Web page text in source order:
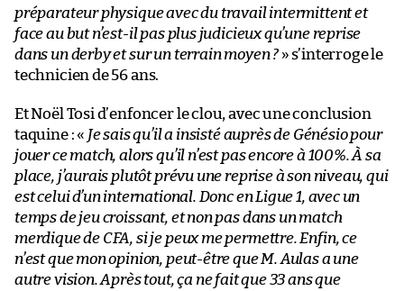
préparateur physique avec du travail intermittent et
face au but n’est-il pas plus judicieux qu’une reprise
dans un derby et sur un terrain moyen ?» s’interroge le
technicien de 56 ans.
Et Noël Tosi d’enfoncer le clou, avec une conclusion
taquine : « Je sais qu’il a insisté auprès de Génésio pour
jouer ce match, alors qu’il n’est pas encore à 100%. À sa
place, j’aurais plutôt prévu une reprise à son niveau, qui
est celui d’un international. Donc en Ligue 1, avec un
temps de jeu croissant, et non pas dans un match
merdique de CFA, si je peux me permettre. Enfin, ce
n’est que mon opinion, peut-être que M. Aulas a une
autre vision. Après tout, ça ne fait que 33 ans que